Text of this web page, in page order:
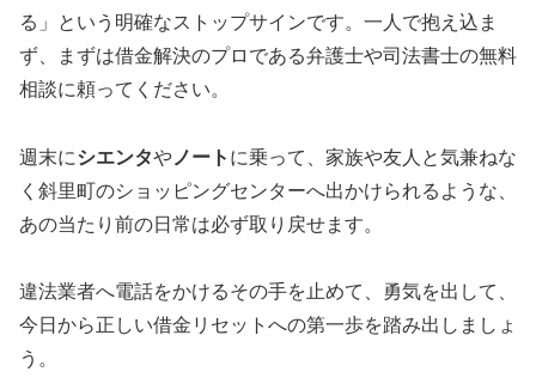
る」という明確なストップサインです。一人で抱え込ま
ず、まずは借金解決のプロである弁護士や司法書士の無料
相談に頼ってください。
週末にシエンタや ノート に乗って、家族や友人と気兼ねな
く斜里町のショッピングセンターへ出かけられるような、
あの当たり前の日常は必ず取り戻せます。
違法業者へ電話をかけるその手を止めて、勇気を出して、
今日から正しい借金リセットへの第一歩を踏み出しましょ
う。